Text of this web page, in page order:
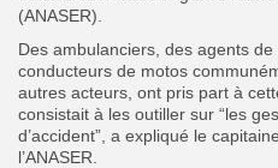
(ANASER).
Des ambulanciers, des agents
conducteurs de motos
autres acteurs, ont pris part à
consistait à les outiller sur “les
d’accident”, a expliqué le
l’ANASER.